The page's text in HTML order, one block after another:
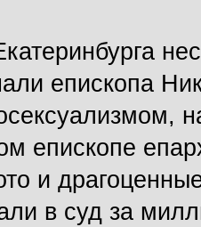
епископа
епископе
и
в суд за